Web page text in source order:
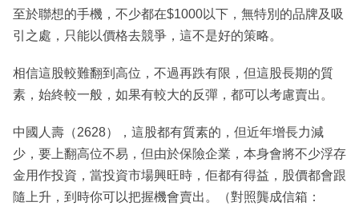
至於聯想的手機，不少都在$1000以下，無特別的品牌及吸
引之處，只能以價格去競爭，這不是好的策略。
相信這股較難翻到高位，不過再跌有限，但這股長期的質
素，始終較一般，如果有較大的反彈，都可以考慮賣出。
中國人壽（2628），這股都有質素的，但近年增長力減
少，要上翻高位不易，但由於保險企業，本身會將不少浮存
金用作投資，當投資市場興旺時，佢都有得益，股價都會跟
隨上升，到時你可以把握機會賣出。（對照龔成信箱：